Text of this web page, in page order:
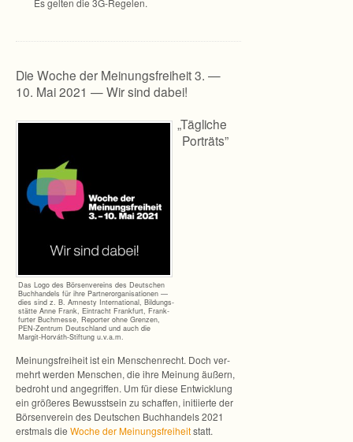
Die Woche der Meinungsfreiheit 3. —
10. Mai 2021 — Wir sind dabei!
Das Logo des Bör­sen­ver­eins des Deut­schen
Buch­han­dels für ihre Part­ner­or­ga­ni­sa­tio­nen —
dies sind z. B. Amnesty Inter­na­tio­nal, Bil­dungs­
stätte Anne Frank, Ein­tracht Frank­furt, Frank­
fur­ter Buch­messe, Repor­ter ohne Gren­zen,
PEN-Zentrum Deutsch­land und auch die
Margit-Horváth-Stiftung u.v.a.m.
„Täg­li­che
Porträts”
Mei­nungs­frei­heit ist ein Men­schen­recht. Doch ver­
mehrt wer­den Men­schen, die ihre Mei­nung äußern,
bedroht und ange­grif­fen. Um für diese Ent­wick­lung
ein grö­ße­res Bewusst­sein zu schaf­fen, initi­ierte der
Bör­sen­ver­ein des Deut­schen Buch­han­dels 2021
erst­mals die Woche der Mei­nungs­frei­heitstatt.